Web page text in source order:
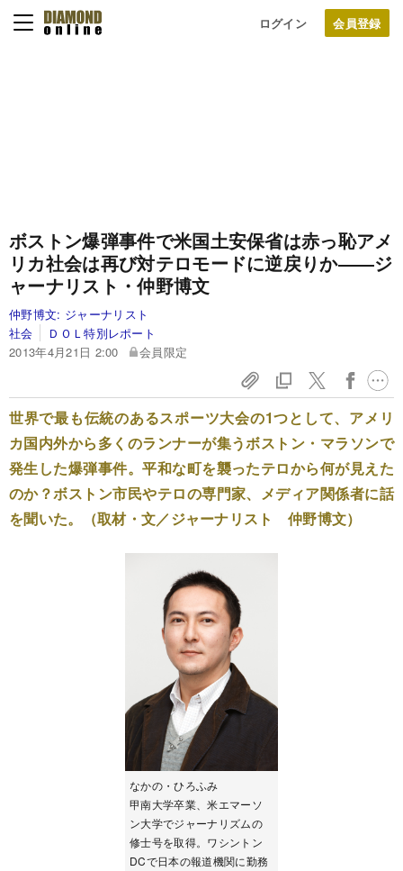
ログイン
ボストン爆弾事件で米国土安保省は赤っ恥アメ
リカ社会は再び対テロモードに逆戻りか――ジ
ャーナリスト・仲野博文
仲野博文: ジャーナリスト
社会
ＤＯＬ特別レポート
2013年4月21日 2:00
会員限定
世界で最も伝統のあるスポーツ大会の1つとして、アメリ
カ国内外から多くのランナーが集うボストン・マラソンで
発生した爆弾事件。平和な町を襲ったテロから何が見えた
のか？ボストン市民やテロの専門家、メディア関係者に話
を聞いた。（取材・文／ジャーナリスト 仲野博文）
なかの・ひろふみ
甲南大学卒業、米エマーソ
ン大学でジャーナリズムの
修士号を取得。ワシントン
DCで日本の報道機関に勤務